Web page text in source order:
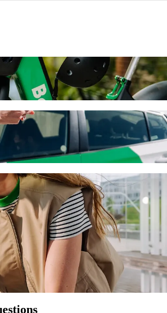
Larnaca Port. Avec Bolt, ce trajet prendra
(PMR).